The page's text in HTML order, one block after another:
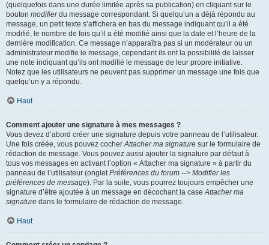
(quelquefois dans une durée limitée après sa publication) en cliquant sur le
bouton modifierdu message correspondant. Si quelqu’un a déjà répondu au
message, un petit texte s’affichera en bas du message indiquant qu’il a été
modifié, le nombre de fois qu’il a été modifié ainsi que la date et l’heure de la
dernière modification. Ce message n’apparaîtra pas si un modérateur ou un
administrateur modifie le message, cependant ils ont la possibilité de laisser
une note indiquant qu’ils ont modifié le message de leur propre initiative.
Notez que les utilisateurs ne peuvent pas supprimer un message une fois que
quelqu’un y a répondu.
Haut
Comment ajouter une signature à mes messages ?
Vous devez d’abord créer une signature depuis votre panneau de l’utilisateur.
Une fois créée, vous pouvez cocherAttacher ma signature sur le formulaire de
rédaction de message. Vous pouvez aussi ajouter la signature par défaut à
tous vos messages en activant l’option « Attacher ma signature » à partir du
panneau de l’utilisateur (ongletPréférences du forum --> Modifier les
préférences de message). Par la suite, vous pourrez toujours empêcher une
signature d’être ajoutée à un message en décochant la caseAttacher ma
signature dans le formulaire de rédaction de message.
Haut